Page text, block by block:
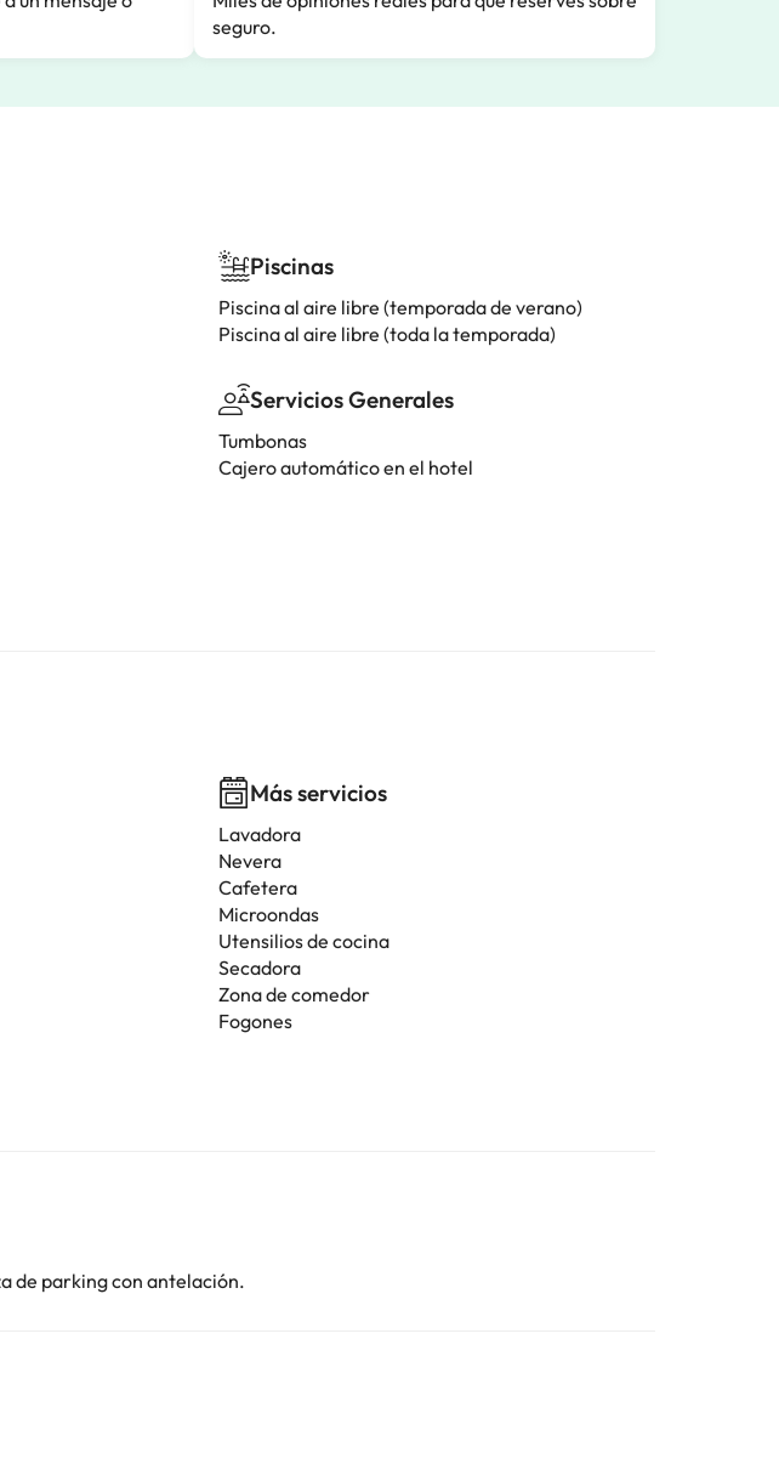
seguro.
Piscinas
Piscina al aire libre (temporada de verano)
Piscina al aire libre (toda la temporada)
Servicios Generales
Tumbonas
Cajero automático en el hotel
Más servicios
Lavadora
Nevera
Cafetera
Microondas
Utensilios de cocina
Secadora
Zona de comedor
Fogones
de parking con antelación.